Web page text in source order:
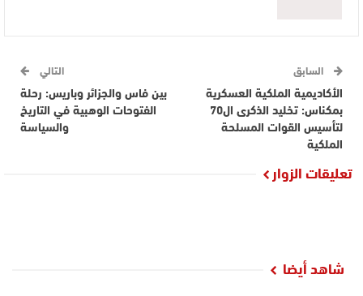
السابق
الأكاديمية الملكية العسكرية
بمكناس: تخليد الذكرى ال70
لتأسيس القوات المسلحة
الملكية
التالي
بين فاس والجزائر وباريس: رحلة
الفتوحات الوهبية في التاريخ
والسياسة
تعليقات الزوار
شاهد أيضا